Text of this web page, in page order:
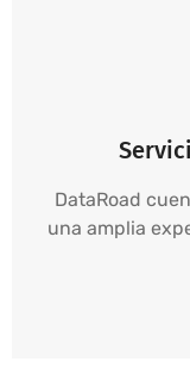
DataRoad
una amplia